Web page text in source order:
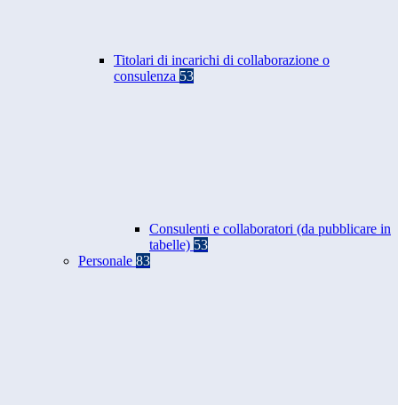
Titolari di incarichi di collaborazione o
consulenza 53
Consulenti e collaboratori (da pubblicare in
tabelle) 53
Personale 83